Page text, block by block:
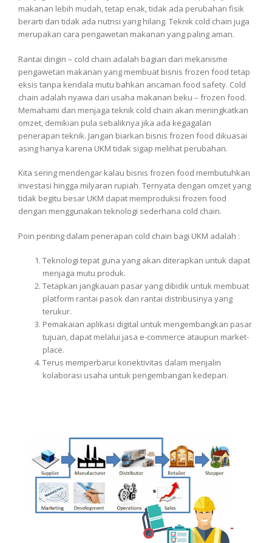
makanan lebih mudah, tetap enak, tidak ada perubahan fisik
berarti dan tidak ada nutrisi yang hilang. Teknik cold chain juga
merupakan cara pengawetan makanan yang paling aman.
Rantai dingin – cold chain adalah bagian dari mekanisme
pengawetan makanan yang membuat bisnis frozen food tetap
eksis tanpa kendala mutu bahkan ancaman food safety. Cold
chain adalah nyawa dari usaha makanan beku – frozen food.
Memahami dan menjaga teknik cold chain akan meningkatkan
omzet, demikian pula sebaliknya jika ada kegagalan
penerapan teknik. Jangan biarkan bisnis frozen food dikuasai
asing hanya karena UKM tidak sigap melihat perubahan.
Kita sering mendengar kalau bisnis frozen food membutuhkan
investasi hingga milyaran rupiah. Ternyata dengan omzet yang
tidak begitu besar UKM dapat memproduksi frozen food
dengan menggunakan teknologi sederhana cold chain.
Poin penting dalam penerapan cold chain bagi UKM adalah :
Teknologi tepat guna yang akan diterapkan untuk dapat
menjaga mutu produk.
Tetapkan jangkauan pasar yang dibidik untuk membuat
platform rantai pasok dan rantai distribusinya yang
terukur.
Pemakaian aplikasi digital untuk mengembangkan pasar
tujuan, dapat melalui jasa e-commerce ataupun market-
place.
Terus memperbarui konektivitas dalam menjalin
kolaborasi usaha untuk pengembangan kedepan.